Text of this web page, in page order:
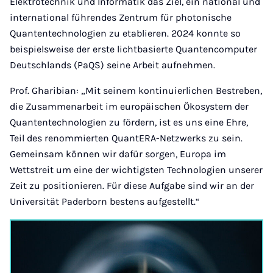
international führendes Zentrum für photonische
Quantentechnologien zu etablieren. 2024 konnte so
beispielsweise der erste lichtbasierte Quantencomputer
Deutschlands (PaQS) seine Arbeit aufnehmen.
Prof. Gharibian: „Mit seinem kontinuierlichen Bestreben,
die Zusammenarbeit im europäischen Ökosystem der
Quantentechnologien zu fördern, ist es uns eine Ehre,
Teil des renommierten QuantERA-Netzwerks zu sein.
Gemeinsam können wir dafür sorgen, Europa im
Wettstreit um eine der wichtigsten Technologien unserer
Zeit zu positionieren. Für diese Aufgabe sind wir an der
Universität Paderborn bestens aufgestellt.“